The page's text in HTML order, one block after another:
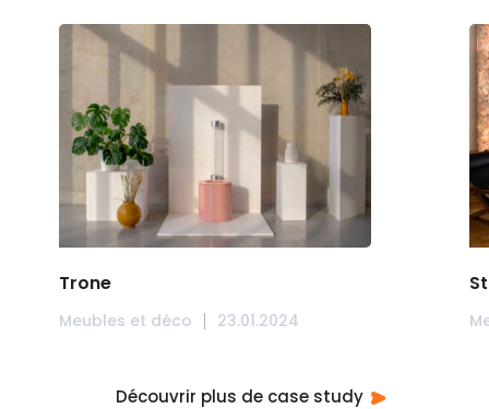
Trone
Meubles et déco 23.01.2024
Découvrir plus de case study